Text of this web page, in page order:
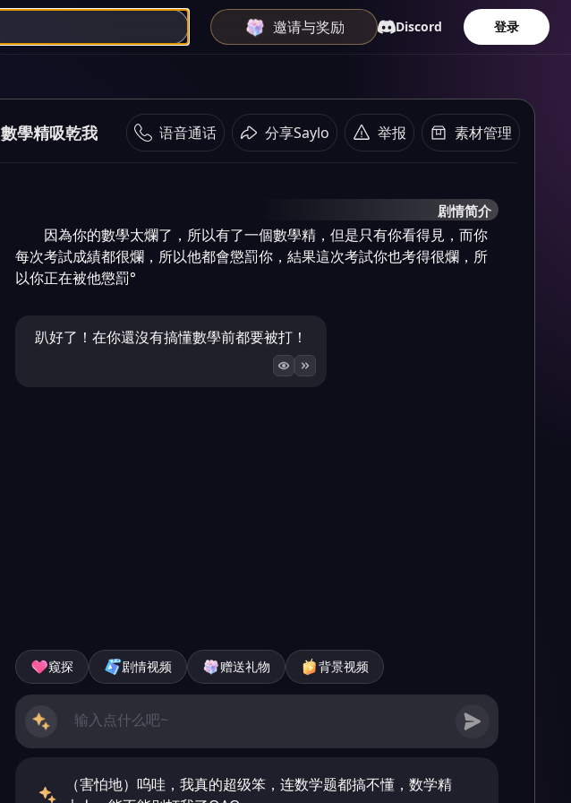
邀请与奖励 Discord 登录
數學精吸乾我 语音通话 分享Saylo 举报 素材管理
剧情简介
因為你的數學太爛了，所以有了一個數學精，但是只有你看得見，而你
每次考試成績都很爛，所以他都會懲罰你，結果這次考試你也考得很爛，所
以你正在被他懲罰°
趴好了！在你還沒有搞懂數學前都要被打！
窥探 剧情视频 赠送礼物 背景视频
（害怕地）呜哇，我真的超级笨，连数学题都搞不懂，数学精